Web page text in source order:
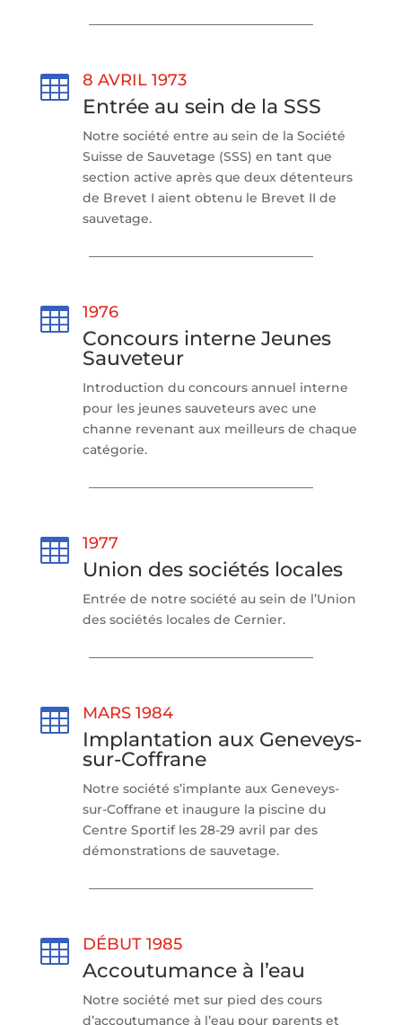
 8 AVRIL 1973
Entrée au sein de la SSS
Notre société entre au sein de la Société
Suisse de Sauvetage (SSS) en tant que
section active après que deux détenteurs
de Brevet I aient obtenu le Brevet II de
sauvetage.
 1976
Concours interne Jeunes
Sauveteur
Introduction du concours annuel interne
pour les jeunes sauveteurs avec une
channe revenant aux meilleurs de chaque
catégorie.
 1977
Union des sociétés locales
Entrée de notre société au sein de l’Union
des sociétés locales de Cernier.
 MARS 1984
Implantation aux Geneveys-
sur-Coffrane
Notre société s’implante aux Geneveys-
sur-Coffrane et inaugure la piscine du
Centre Sportif les 28-29 avril par des
démonstrations de sauvetage.
 DÉBUT 1985
Accoutumance à l’eau
Notre société met sur pied des cours
d’accoutumance à l’eau pour parents et